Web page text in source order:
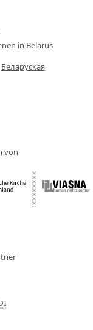
in Belarus
Беларуская
von